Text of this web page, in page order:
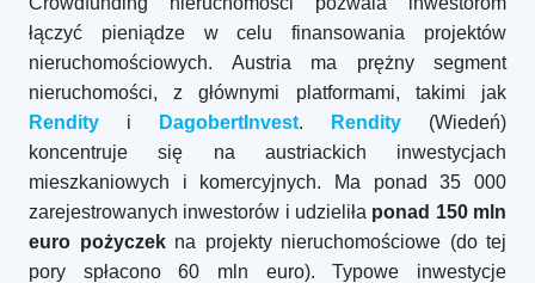
łączyć pieniądze w celu finansowania projektów
nieruchomościowych. Austria ma prężny segment
nieruchomości, z głównymi platformami, takimi jak
Rendity i DagobertInvest. Rendity (Wiedeń)
koncentruje się na austriackich inwestycjach
mieszkaniowych i komercyjnych. Ma ponad 35 000
zarejestrowanych inwestorów i udzieliła ponad 150 mln
euro pożyczekna projekty nieruchomościowe (do tej
pory spłacono 60 mln euro). Typowe inwestycje